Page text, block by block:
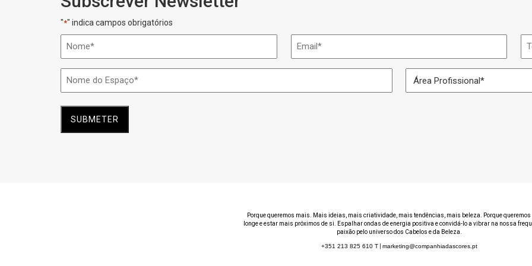
"*" indica campos obrigatórios
Nome Email
Nome
do
Área
Profissional
Porque queremos mais. Mais ideias, mais criatividade, mais tendências, mais beleza. Porque
longe e estar mais próximos de si. Espalhar ondas de energia positiva e convidá-lo a vibrar na nossa
paixão pelo universo dos Cabelos e da Beleza.
+351 213 825 610 T| marketing@companhiadascores.pt